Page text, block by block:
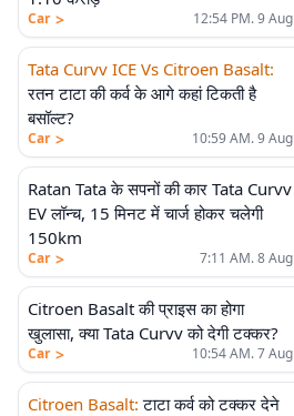
Car > 12:54 PM. 9 Aug
Tata Curvv ICE Vs Citroen Basalt:
रतन टाटा की कर्व के आगे कहां टिकती है
बसॉल्ट?
Car > 10:59 AM. 9 Aug
Ratan Tata के सपनों की कार Tata Curvv
EV लॉन्च, 15 मिनट में चार्ज होकर चलेगी
150km
Car > 7:11 AM. 8 Aug
Citroen Basalt की प्राइस का होगा
खुलासा, क्या Tata Curvv को देगी टक्कर?
Car > 10:54 AM. 7 Aug
Citroen Basalt: टाटा कर्व को टक्कर देने